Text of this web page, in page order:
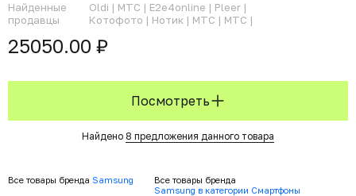
Найденные
продавцы
Oldi | МТС | E2e4online | Pleer |
Котофото | Нотик | МТС | МТС |
25050.00 ₽
Посмотреть
Найдено 8 предложения данного товара
Все товары бренда Samsung
Все товары бренда
Samsung в категории Смартфоны